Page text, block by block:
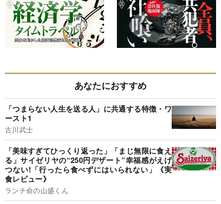
あなたにおすすめ
「つまらない人生を送る人」に共通する特徴・ワ
ースト1
古川武士
「美味すぎてひっくり返った」「まじ無限に食え
る」サイゼリヤの“250円デザート”幸福感がえげ
つない!「行ったら食べずにはいられない」《実
食レビュー》
ランチ命の山盛くん